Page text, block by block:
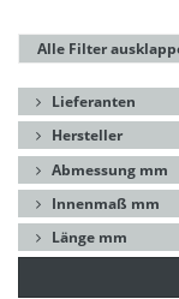
Alle Filter
Lieferanten
Hersteller
Abmessung mm
Innenmaß mm
Länge mm